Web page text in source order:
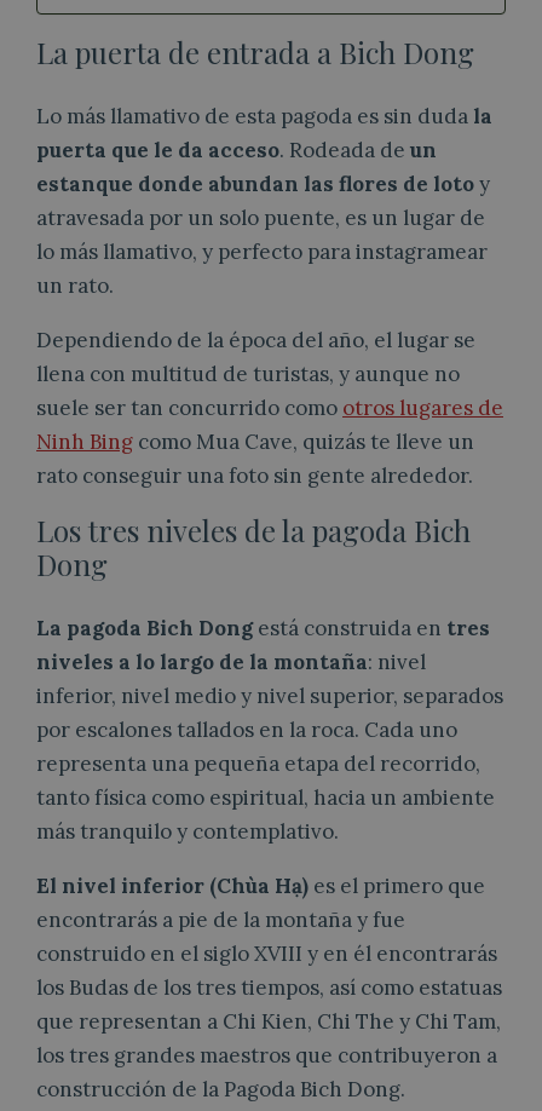
La puerta de entrada a Bich Dong
Lo más llamativo de esta pagoda es sin duda la
puerta que le da acceso. Rodeada de un
estanque donde abundan las flores de lotoy
atravesada por un solo puente, es un lugar de
lo más llamativo, y perfecto para instagramear
un rato.
Dependiendo de la época del año, el lugar se
llena con multitud de turistas, y aunque no
suele ser tan concurrido como otros lugares de
Ninh Bing como Mua Cave, quizás te lleve un
rato conseguir una foto sin gente alrededor.
Los tres niveles de la pagoda Bich
Dong
La pagoda Bich Dongestá construida en tres
niveles a lo largo de la montaña: nivel
inferior, nivel medio y nivel superior, separados
por escalones tallados en la roca. Cada uno
representa una pequeña etapa del recorrido,
tanto física como espiritual, hacia un ambiente
más tranquilo y contemplativo.
El nivel inferior (Chùa Hạ) es el primero que
encontrarás a pie de la montaña y fue
construido en el siglo XVIII y en él encontrarás
los Budas de los tres tiempos, así como estatuas
que representan a Chi Kien, Chi The y Chi Tam,
los tres grandes maestros que contribuyeron a
construcción de la Pagoda Bich Dong.